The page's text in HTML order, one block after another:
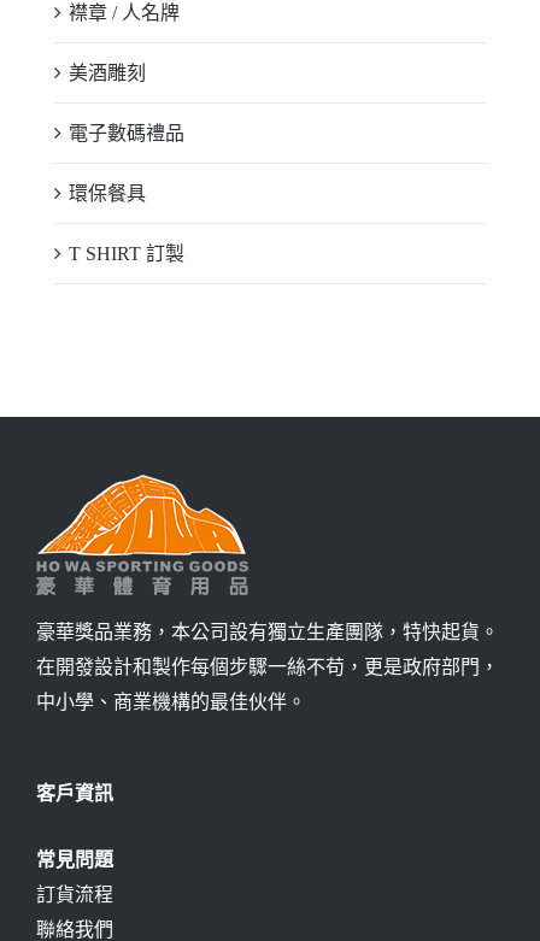
襟章 / 人名牌
美酒雕刻
電子數碼禮品
環保餐具
T SHIRT 訂製
豪華獎品業務，本公司設有獨立生產團隊，特快起貨。
在開發設計和製作每個步驟一絲不苟，更是政府部門，
中小學、商業機構的最佳伙伴。
客戶資訊
常見問題
訂貨流程
聯絡我們